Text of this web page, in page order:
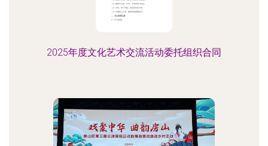
2025年度文化艺术交流活动委托组织合同